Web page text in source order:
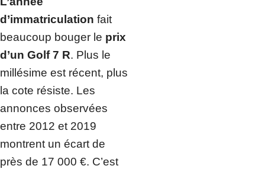
d’immatriculation fait
beaucoup bouger le prix
d’un Golf 7 R. Plus le
millésime est récent, plus
la cote résiste. Les
annonces observées
entre 2012 et 2019
montrent un écart de
près de 17 000 €. C’est